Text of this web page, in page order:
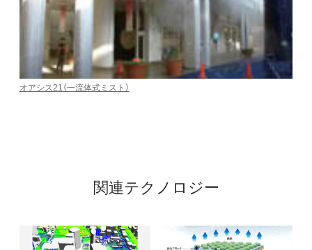
オアシス21（一流体式ミスト）
関連テクノロジー